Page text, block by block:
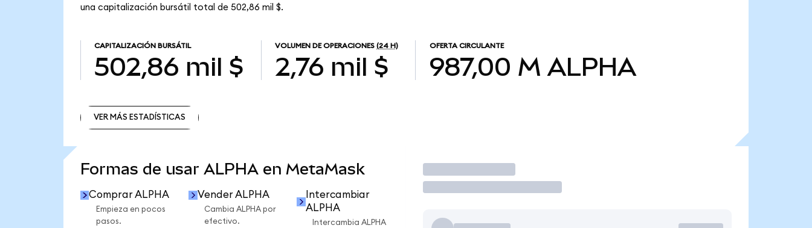
una capitalización bursátil total de 502,86 mil $.
CAPITALIZACIÓN BURSÁTIL
502,86 mil $
VOLUMEN DE OPERACIONES (24 H)
2,76 mil $
OFERTA CIRCULANTE
987,00 M ALPHA
VER MÁS ESTADÍSTICAS
Formas de usar ALPHA en MetaMask
Comprar ALPHA
Empieza en pocos
pasos.
Vender ALPHA
Cambia ALPHA por
efectivo.
Intercambiar
ALPHA
Intercambia ALPHA
Operar